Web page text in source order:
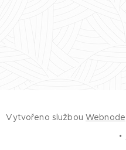
Vytvořeno službou Webnode